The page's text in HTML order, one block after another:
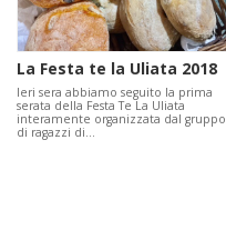
La Festa te la Uliata 2018
Ieri sera abbiamo seguito la prima
serata della Festa Te La Uliata
interamente organizzata dal gruppo
di ragazzi di…